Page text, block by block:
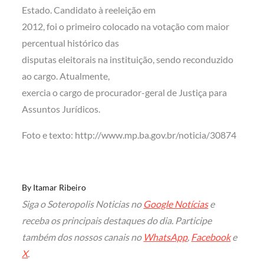
Estado. Candidato à reeleição em
2012, foi o primeiro colocado na votação com maior
percentual histórico das
disputas eleitorais na instituição, sendo reconduzido
ao cargo. Atualmente,
exercia o cargo de procurador-geral de Justiça para
Assuntos Jurídicos.
Foto e texto: http://www.mp.ba.gov.br/noticia/30874
By Itamar Ribeiro
Siga o Soteropolis Noticias no Google Notíciase
receba os principais destaques do dia. Participe
também dos nossos canais no WhatsApp, Facebooke
X.